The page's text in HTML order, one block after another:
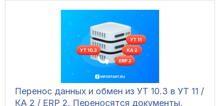
Перенос данных и обмен из УТ 10.3 в УТ 11 /
КА 2 / ERP 2. Переносятся документы,